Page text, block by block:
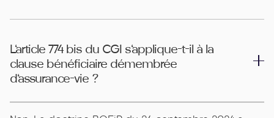
L'article 774 bis du CGI s'applique-t-il à la
clause bénéficiaire démembrée
d'assurance-vie ?